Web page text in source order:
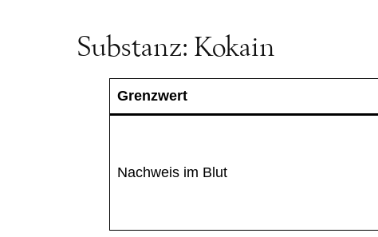
Substanz: Kokain
Grenzwert
Nachweis im Blut